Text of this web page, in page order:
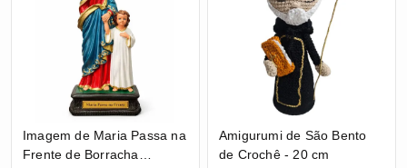
Imagem de Maria Passa na
Frente de Borracha
Amigurumi de São Bento
de Crochê - 20 cm